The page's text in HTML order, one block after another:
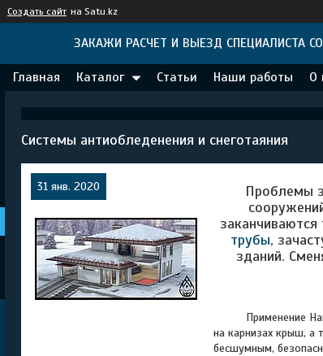
Создать сайт на Satu.kz
ЗАКАЖИ РАСЧЕТ И ВЫЕЗД СПЕЦИАЛИСТА
Главная Каталог Статьи Наши работы О
Системы антиобледенения и снеготаяния
31 янв. 2020
Проблемы
трубы,
зданий.
Применение
на карнизах крыш, а
бесшумным,